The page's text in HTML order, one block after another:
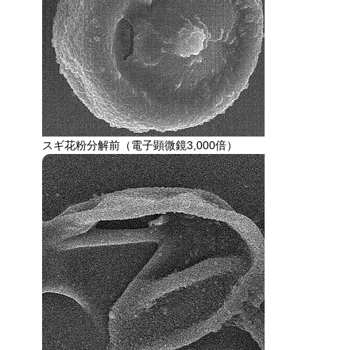
スギ花粉分解前（電子顕微鏡3,000倍）